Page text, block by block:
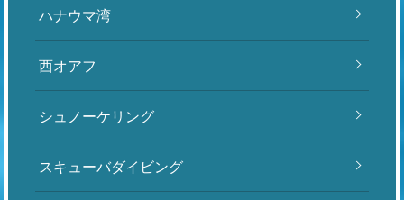
ハナウマ湾
西オアフ
シュノーケリング
スキューバダイビング